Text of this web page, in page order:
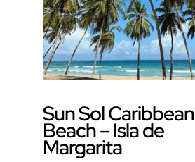
Sun Sol Caribbean
Beach – Isla de
Margarita